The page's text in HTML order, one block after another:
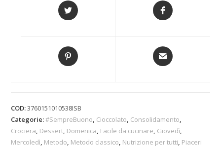
COD:3760151010538ISB
Categorie:#SempreBuono, Cioccolato, Consolidamento,
Crociera, Dessert, Domenica, Facile da cucinare, Giovedì,
Mercoledì, Metodo, Metodo classico, Nutrizione per tutti, Piaceri